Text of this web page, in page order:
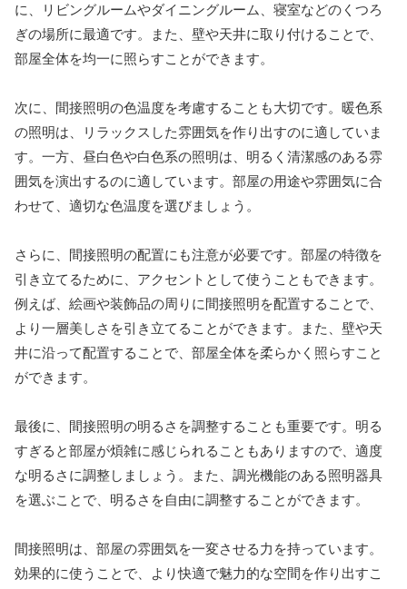
に、リビングルームやダイニングルーム、寝室などのくつろ
ぎの場所に最適です。また、壁や天井に取り付けることで、
部屋全体を均一に照らすことができます。
次に、間接照明の色温度を考慮することも大切です。暖色系
の照明は、リラックスした雰囲気を作り出すのに適していま
す。一方、昼白色や白色系の照明は、明るく清潔感のある雰
囲気を演出するのに適しています。部屋の用途や雰囲気に合
わせて、適切な色温度を選びましょう。
さらに、間接照明の配置にも注意が必要です。部屋の特徴を
引き立てるために、アクセントとして使うこともできます。
例えば、絵画や装飾品の周りに間接照明を配置することで、
より一層美しさを引き立てることができます。また、壁や天
井に沿って配置することで、部屋全体を柔らかく照らすこと
ができます。
最後に、間接照明の明るさを調整することも重要です。明る
すぎると部屋が煩雑に感じられることもありますので、適度
な明るさに調整しましょう。また、調光機能のある照明器具
を選ぶことで、明るさを自由に調整することができます。
間接照明は、部屋の雰囲気を一変させる力を持っています。
効果的に使うことで、より快適で魅力的な空間を作り出すこ